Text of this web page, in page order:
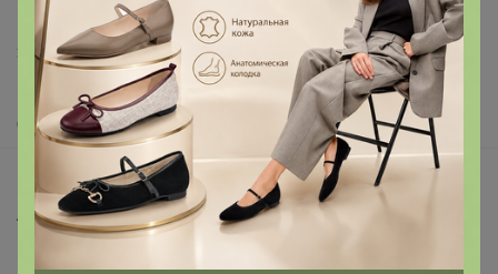
Написать в поддержку
Защита покупателя
Помощь
О нас
Все предложения
Анонсы